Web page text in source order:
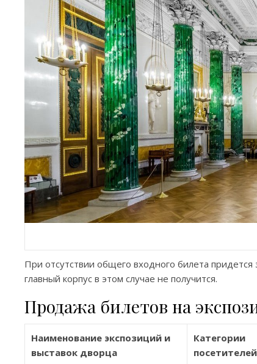
При отсутствии общего входного билета
главный корпус в этом случае не получится.
Продажа билетов на
Наименование экспозиций и
выставок дворца
Категории
посетителей